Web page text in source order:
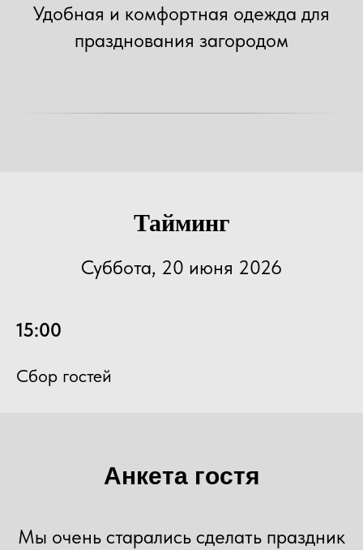
Удобная и комфортная одежда для
празднования загородом
Тайминг
Суббота, 20 июня 2026
15:00
Сбор гостей
Анкета гостя
Мы очень старались сделать праздник